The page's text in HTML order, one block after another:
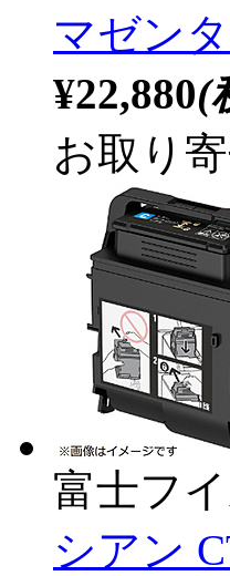
マゼン
¥22,880(
お取り
富士フ
シアン